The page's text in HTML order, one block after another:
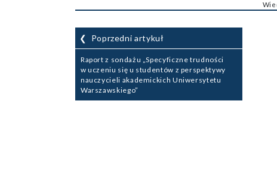
Nawigacja
wpisu
Poprzedni artykuł
Raport z sondażu „Specyficzne trudności
w uczeniu się u studentów z perspektywy
nauczycieli akademickich Uniwersytetu
Warszawskiego”